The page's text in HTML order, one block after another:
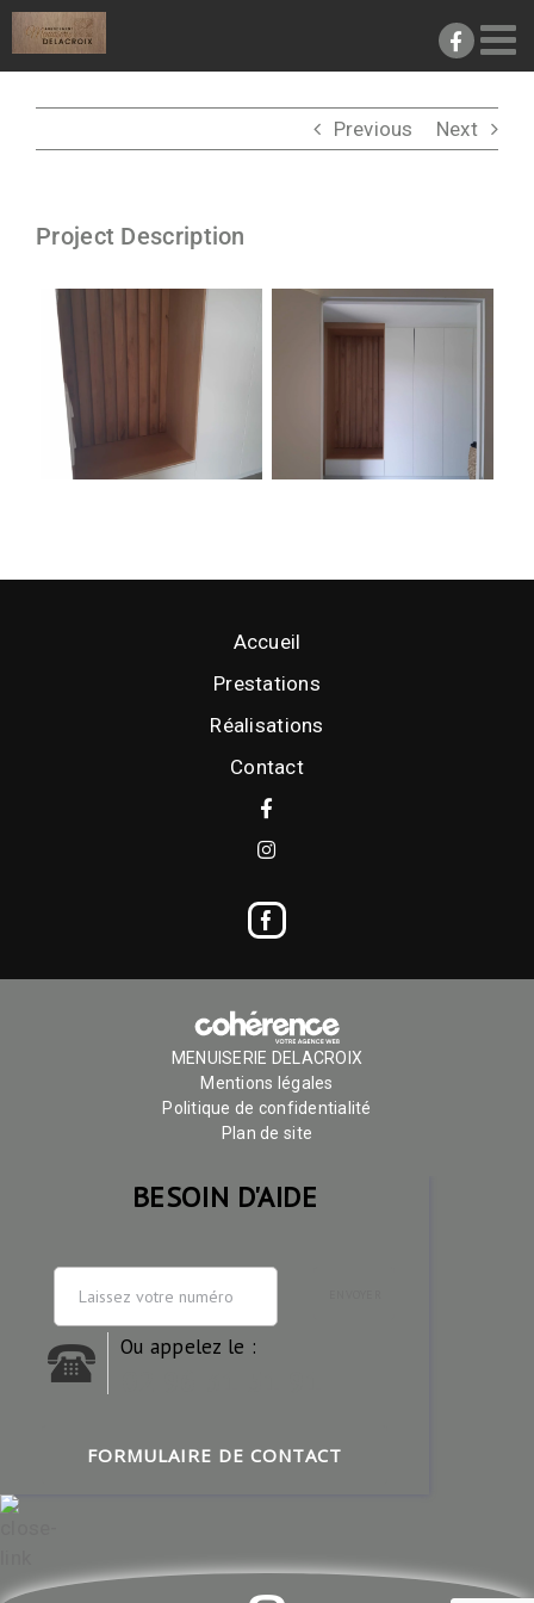
Passer
contenu
Previous Next
Project Description
Accueil
Prestations
Réalisations
Contact
MENUISERIE DELACROIX
Mentions légales
Politique de confidentialité
Plan de site
BESOIN D'AIDE
Ou appelez le :
FORMULAIRE DE CONTACT